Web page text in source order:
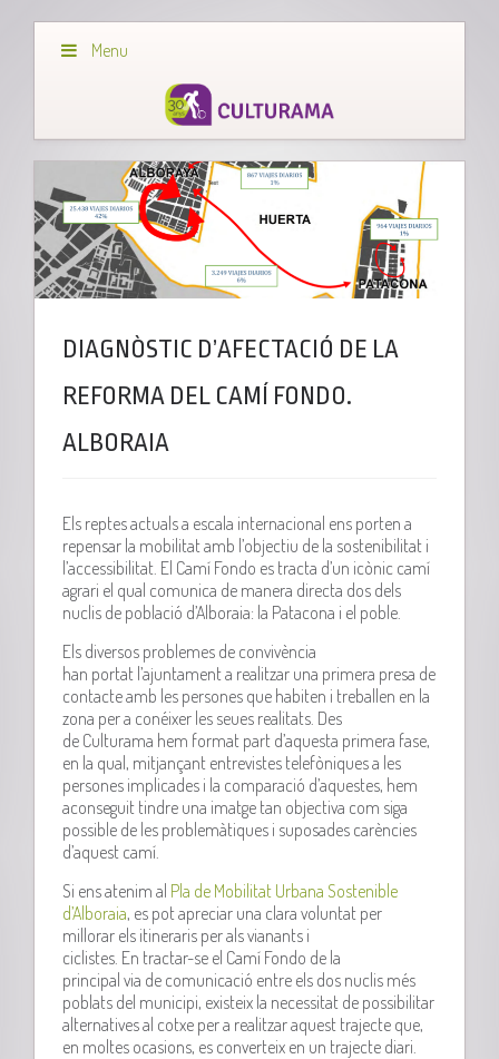
Menu
DIAGNÒSTIC D’AFECTACIÓ DE LA
REFORMA DEL CAMÍ FONDO.
ALBORAIA
Els reptes actuals a escala internacional ens porten a
repensar la mobilitat amb l’objectiu de la sostenibilitat i
l’accessibilitat. El Camí Fondo es tracta d’un icònic camí
agrari el qual comunica de manera directa dos dels
nuclis de població d’Alboraia: la Patacona i el poble.
Els diversos problemes de convivència
han portat l’ajuntament a realitzar una primera presa de
contacte amb les persones que habiten i treballen en la
zona per a conéixer les seues realitats. Des
de Culturama hem format part d’aquesta primera fase,
en la qual, mitjançant entrevistes telefòniques a les
persones implicades i la comparació d’aquestes, hem
aconseguit tindre una imatge tan objectiva com siga
possible de les problemàtiques i suposades carències
d’aquest camí.
Si ens atenim al Pla de Mobilitat Urbana Sostenible
d’Alboraia, es pot apreciar una clara voluntat per
millorar els itineraris per als vianants i
ciclistes. En tractar-se el Camí Fondo de la
principal via de comunicació entre els dos nuclis més
poblats del municipi, existeix la necessitat de possibilitar
alternatives al cotxe per a realitzar aquest trajecte que,
en moltes ocasions, es converteix en un trajecte diari.